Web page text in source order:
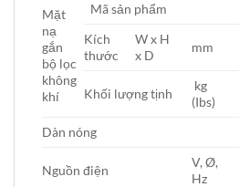
Mặt
nạ
gắn
bộ lọc
không
khí
Mã sản phẩm
Kích
thước
W x H
x D
mm
Khối lượng tịnh
kg
(Ibs)
Dàn nóng
Nguồn điện
V, Ø,
Hz